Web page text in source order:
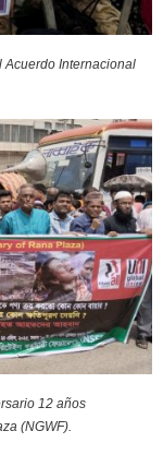
Acuerdo Internacional
12 años
(NGWF).